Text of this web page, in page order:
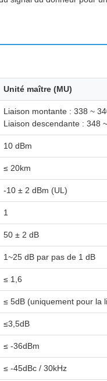
Unité maître (MU)
Liaison montante : 338 ~
Liaison descendante : 348
10 dBm
≤ 20km
-10 ± 2 dBm (UL)
1
50 ± 2 dB
1~25 dB par pas de 1 dB
≤ 1,6
≤ 5dB (uniquement pour la
≤3,5dB
≤ -36dBm
≤ -45dBc / 30kHz